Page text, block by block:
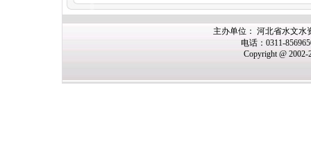
主办单位： 河北省水文水
电话：0311-
Copyright @ 2002-